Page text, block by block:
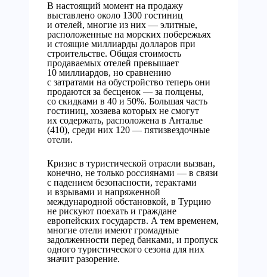
В настоящий момент на продажу
выставлено около 1300 гостиниц
и отелей, многие из них — элитные,
расположенные на морских побережьях
и стоящие миллиарды долларов при
строительстве. Общая стоимость
продаваемых отелей превышает
10 миллиардов, но сравнению
с затратами на обустройство теперь они
продаются за бесценок — за полцены,
со скидками в 40 и 50%. Большая часть
гостиниц, хозяева которых не смогут
их содержать, расположена в Анталье
(410), среди них 120 — пятизвездочные
отели.
Кризис в туристической отрасли вызван,
конечно, не только россиянами — в связи
с падением безопасности, терактами
и взрывами и напряженной
международной обстановкой, в Турцию
не рискуют поехать и граждане
европейских государств. А тем временем,
многие отели имеют громадные
задолженности перед банками, и пропуск
одного туристического сезона для них
значит разорение.